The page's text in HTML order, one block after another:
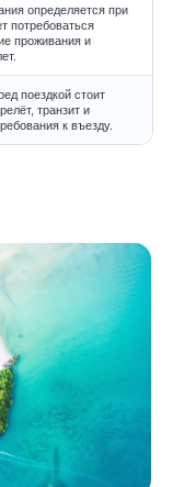
определяется при
потребоваться
проживания и
поездкой стоит
транзит и
к въезду.